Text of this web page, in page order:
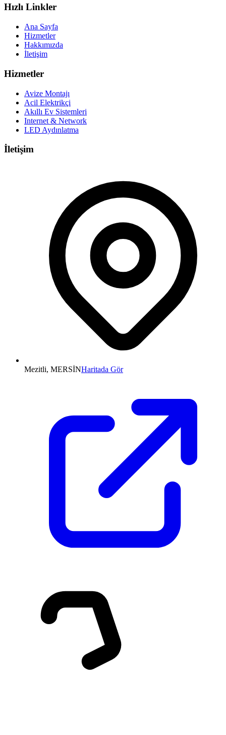
Hızlı Linkler
Ana Sayfa
Hizmetler
Hakkımızda
İletişim
Hizmetler
Avize Montajı
Acil Elektrikçi
Akıllı Ev Sistemleri
Internet & Network
LED Aydınlatma
İletişim
Mezitli, MERSİNHaritada Gör